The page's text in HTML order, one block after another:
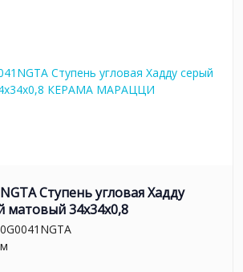
Ступень угловая Хадду
матовый 34x34x0,8